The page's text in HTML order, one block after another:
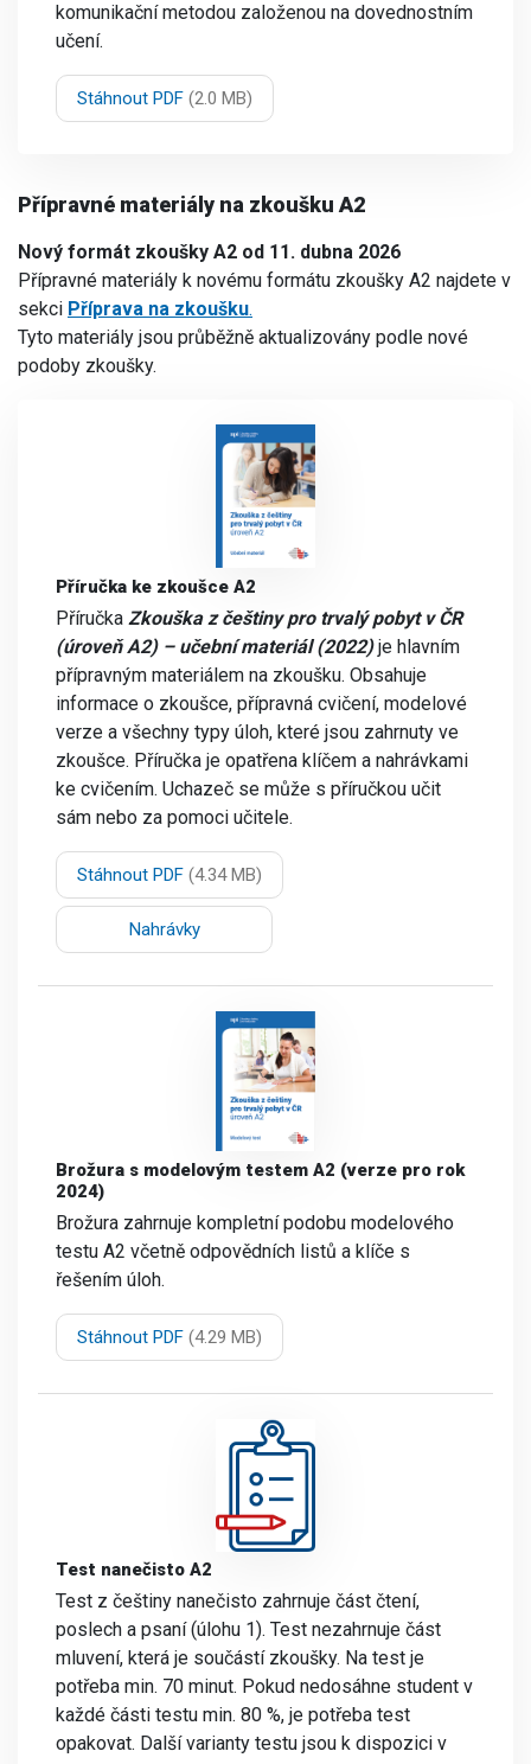
komunikační metodou založenou na dovednostním
učení.
Stáhnout PDF (2.0 MB)
Přípravné materiály na zkoušku A2
Nový formát zkoušky A2 od 11. dubna 2026
Přípravné materiály k novému formátu zkoušky A2 najdete v
sekci Příprava na zkoušku.
Tyto materiály jsou průběžně aktualizovány podle nové
podoby zkoušky.
Příručka ke zkoušce A2
Příručka Zkouška z češtiny pro trvalý pobyt v ČR
(úroveň A2) – učební materiál (2022)je hlavním
přípravným materiálem na zkoušku. Obsahuje
informace o zkoušce, přípravná cvičení, modelové
verze a všechny typy úloh, které jsou zahrnuty ve
zkoušce. Příručka je opatřena klíčem a nahrávkami
ke cvičením. Uchazeč se může s příručkou učit
sám nebo za pomoci učitele.
Stáhnout PDF (4.34 MB)
Nahrávky
Brožura s modelovým testem A2 (verze pro rok
2024)
Brožura zahrnuje kompletní podobu modelového
testu A2 včetně odpovědních listů a klíče s
řešením úloh.
Stáhnout PDF (4.29 MB)
Test nanečisto A2
Test z češtiny nanečisto zahrnuje část čtení,
poslech a psaní (úlohu 1). Test nezahrnuje část
mluvení, která je součástí zkoušky. Na test je
potřeba min. 70 minut. Pokud nedosáhne student v
každé části testu min. 80 %, je potřeba test
opakovat. Další varianty testu jsou k dispozici v